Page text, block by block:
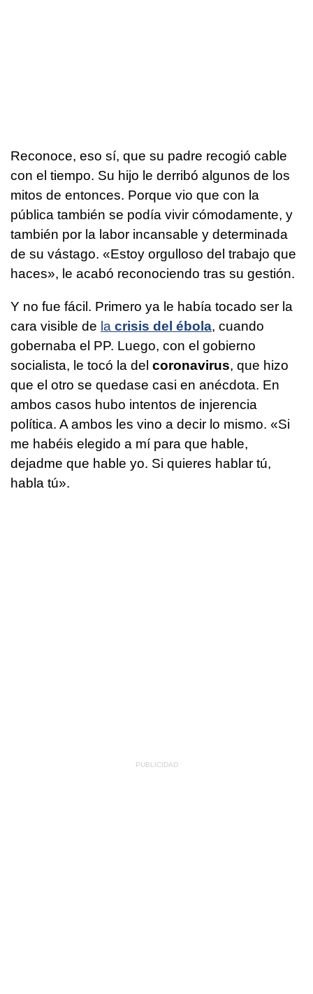
Reconoce, eso sí, que su padre recogió cable
con el tiempo. Su hijo le derribó algunos de los
mitos de entonces. Porque vio que con la
pública también se podía vivir cómodamente, y
también por la labor incansable y determinada
de su vástago. «Estoy orgulloso del trabajo que
haces», le acabó reconociendo tras su gestión.
Y no fue fácil. Primero ya le había tocado ser la
cara visible de la crisis del ébola, cuando
gobernaba el PP. Luego, con el gobierno
socialista, le tocó la del coronavirus, que hizo
que el otro se quedase casi en anécdota. En
ambos casos hubo intentos de injerencia
política. A ambos les vino a decir lo mismo. «Si
me habéis elegido a mí para que hable,
dejadme que hable yo. Si quieres hablar tú,
habla tú».